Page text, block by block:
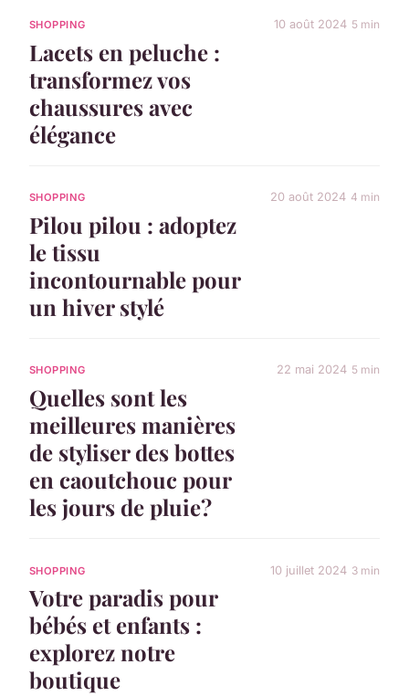
SHOPPING
Lacets en peluche :
transformez vos
chaussures avec
élégance
10 août 2024 5 min
SHOPPING
Pilou pilou : adoptez
le tissu
incontournable pour
un hiver stylé
20 août 2024 4 min
SHOPPING
Quelles sont les
meilleures manières
de styliser des bottes
en caoutchouc pour
les jours de pluie?
22 mai 2024 5 min
SHOPPING
Votre paradis pour
bébés et enfants :
explorez notre
boutique
10 juillet 2024 3 min